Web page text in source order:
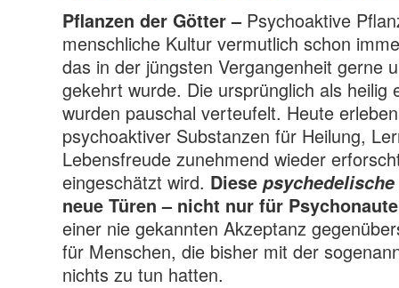
Pflanzen der Götter – Psychoaktive
menschliche Kultur vermutlich schon
das in der jüngsten Vergangenheit gerne
gekehrt wurde. Die ursprünglich als heilig
wurden pauschal verteufelt. Heute
psychoaktiver Substanzen für Heilung,
Lebensfreude zunehmend wieder
eingeschätzt wird. Diese
neue Türen – nicht nur für
einer nie gekannten Akzeptanz
für Menschen, die bisher mit der
nichts zu tun hatten.